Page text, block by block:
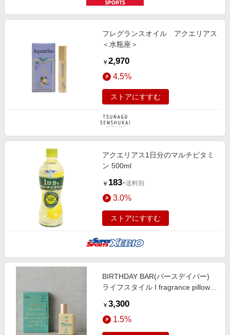
旅行・レジャー・ホテル予約
金融・マネー・保険
デジタルコンテンツ
ビジネス・その他サービス
Apple公式サイト×楽天カード分割払い
Qoo10メガポ
フレグランスオイル アクエリアス
＜水瓶座＞
￥ 2,970
4.5%
ストアにすすむ
アクエリアス1日分のマルチビタミ
ン 500ml
￥ 183+送料別
3.0%
ストアにすすむ
BIRTHDAY BAR(バースデイバー)
ライフスタイル I fragrance pillow
ーンその他1
￥ 3,300
1.5%